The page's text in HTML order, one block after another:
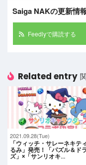
Saiga NAKの更新情
Feedlyで購読する
Related entry
2021.09.28(Tue)
「ウィッチ・サレーネキテ
るみ」発売！「パズル＆ド
ズ」×「サンリオキ…